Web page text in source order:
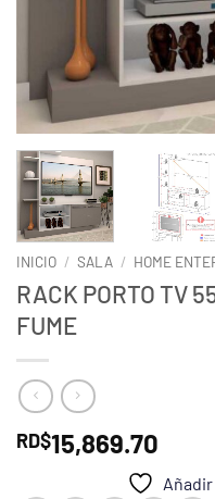
INICIO / SALA / HOME
RACK PORTO TV
FUME
RD$15,869.70